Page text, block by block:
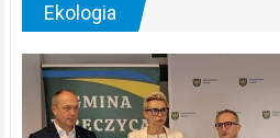
Ekologia